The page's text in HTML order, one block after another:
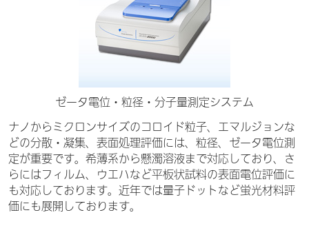
ゼータ電位・粒径・分子量測定システム
ナノからミクロンサイズのコロイド粒子、エマルジョンな
どの分散・凝集、表面処理評価には、粒径、ゼータ電位測
定が重要です。希薄系から懸濁溶液まで対応しており、さ
らにはフィルム、ウエハなど平板状試料の表面電位評価に
も対応しております。近年では量子ドットなど蛍光材料評
価にも展開しております。